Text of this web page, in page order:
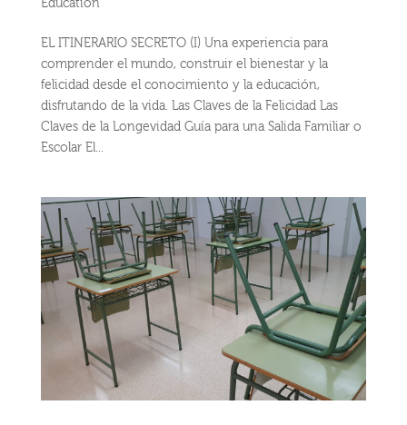
Education
EL ITINERARIO SECRETO (I) Una experiencia para
comprender el mundo, construir el bienestar y la
felicidad desde el conocimiento y la educación,
disfrutando de la vida. Las Claves de la Felicidad Las
Claves de la Longevidad Guía para una Salida Familiar o
Escolar El...